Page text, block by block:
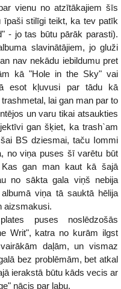
vienu no atzītākajiem šīs
īpaši stilīgi teikt, ka tev patīk
- jo tas būtu pārāk parasti).
slavinātājiem, jo gluži
nav nekādu iebildumu pret
kā "Hole in the Sky" vai
esot kļuvusi par tādu kā
lai gan man par to
un varu tikai atsaukties
gan šķiet, ka trash`am
BS dziesmai, taču Iommi
no viņa puses šī varētu būt
gan man kaut kā šajā
no sākta gala viņš nebija
viņa tā sauktā hēlija
aizsmakusi.
puses noslēdzošās
Writ", katra no kurām ilgst
daļām, un vismaz
bez problēmām, bet atkal
ierakstā būtu kāds vecis ar
nācis par labu.